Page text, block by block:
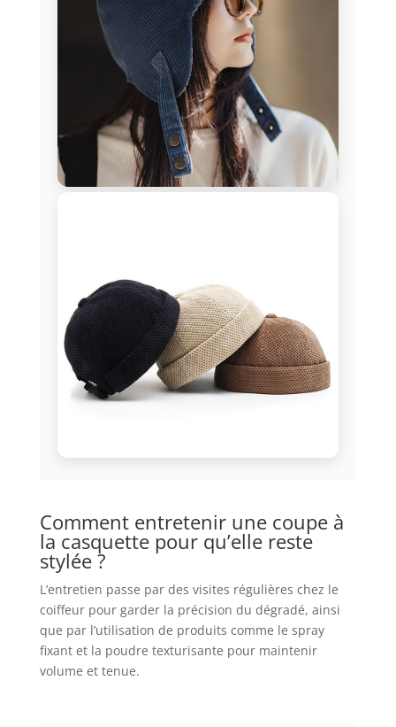
Comment entretenir une coupe à
la casquette pour qu’elle reste
stylée ?
L’entretien passe par des visites régulières chez le
coiffeur pour garder la précision du dégradé, ainsi
que par l’utilisation de produits comme le spray
fixant et la poudre texturisante pour maintenir
volume et tenue.